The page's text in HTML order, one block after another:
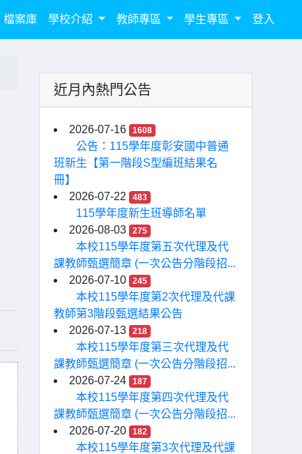
檔案庫 學校介紹 教師專區 學生專區 登入
近月內熱門公告
2026-07-16 1608
公告：115學年度彰安國中普通
班新生【第一階段S型編班結果名
冊】
2026-07-22
483
115學年度新生班導師名單
2026-08-03
275
本校115學年度第五次代理及代
課教師甄選簡章 (一次公告分階段招...
2026-07-10
245
本校115學年度第2次代理及代課
教師第3階段甄選結果公告
2026-07-13
218
本校115學年度第三次代理及代
課教師甄選簡章 (一次公告分階段招...
2026-07-24
187
本校115學年度第四次代理及代
課教師甄選簡章 (一次公告分階段招...
2026-07-20
182
本校115學年度第3次代理及代課